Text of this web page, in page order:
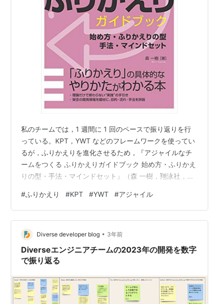
私のチームでは，1 週間に 1 回のペースで振り返りを行
っている。KPT，YWT などのフレームワークを使ってい
るが，ふりかえりを進化させるため，『アジャイルなチ
ームをつくる ふりかえりガイドブック 始め方・ふりかえ
りの型・手法・マインドセット』（森 一樹，翔泳社，
全員で立ち止まり，チームがより良いやり方を見つける
ための話し合いをして，チームの行動を少しずつ変えて
いく活動です。（位置 No. 206） ふりかえりの活動が，
チームの行動を少しずつ変えていくきっかけになる。 変
えるプロセスは「小さく，少しずつ」が鉄則です。プロ
セス変更後にう…
#ふりかえり #KPT #YWT #アジャイル
Diverse developer blog • 3年前
Diverseエンジニアチームの2023年の開発を数字
で振り返る